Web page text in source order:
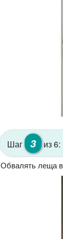
Шаг 3 из 6:
Обвалять леща в